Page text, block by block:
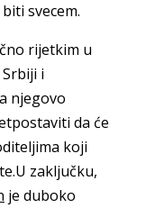
svecem.
rijetkim u
i
njegovo
da će
koji
zaključku,
je duboko